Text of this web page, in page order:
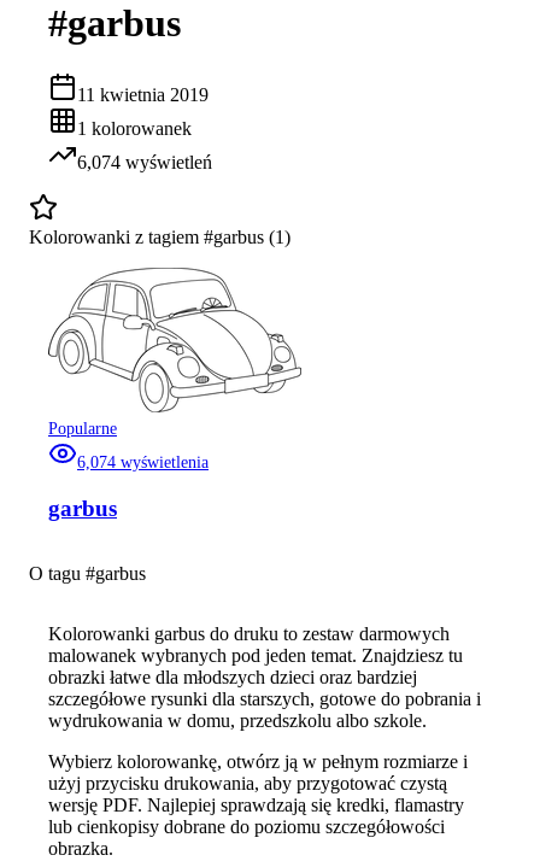
#garbus
11 kwietnia 2019
1 kolorowanek
6,074 wyświetleń
Kolorowanki z tagiem #garbus (1)
Popularne
6,074 wyświetlenia
garbus
O tagu #garbus
Kolorowanki garbus do druku to zestaw darmowych
malowanek wybranych pod jeden temat. Znajdziesz tu
obrazki łatwe dla młodszych dzieci oraz bardziej
szczegółowe rysunki dla starszych, gotowe do pobrania i
wydrukowania w domu, przedszkolu albo szkole.
Wybierz kolorowankę, otwórz ją w pełnym rozmiarze i
użyj przycisku drukowania, aby przygotować czystą
wersję PDF. Najlepiej sprawdzają się kredki, flamastry
lub cienkopisy dobrane do poziomu szczegółowości
obrazka.